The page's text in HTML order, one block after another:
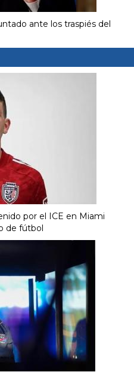
ante los traspiés del
por el ICE en Miami
de fútbol